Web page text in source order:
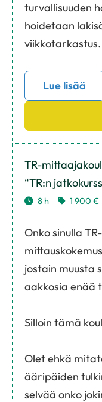
turvallisuuden
hoidetaan
viikkotarkastus.
Lue lisää
TR-
“TR:n
8 h 1 900 €
Onko sinulla
jostain muusta
aakkosia enää
Silloin tämä
Olet ehkä
ääripäiden
selvää onko